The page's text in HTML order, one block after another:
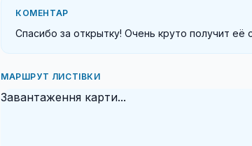
КОМЕНТАР
Спасибо за открытку! Очень круто получит её
МАРШРУТ ЛИСТІВКИ
Завантаження карти...